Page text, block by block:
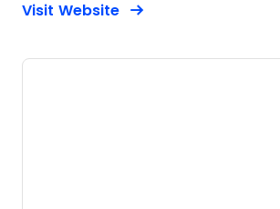
Visit WebsiteOpens New Window